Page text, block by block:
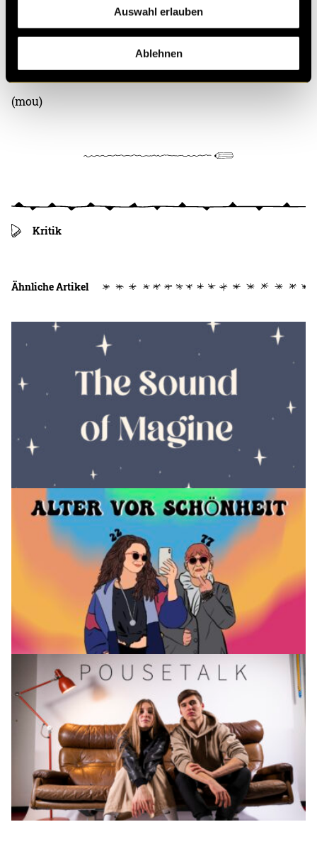
Auswahl erlauben
Ablehnen
Bitte akzeptiere diestatistik, MarketingCookies um
diesen Inhalt zu sehen.
(mou)
Kritik
Ähnliche Artikel